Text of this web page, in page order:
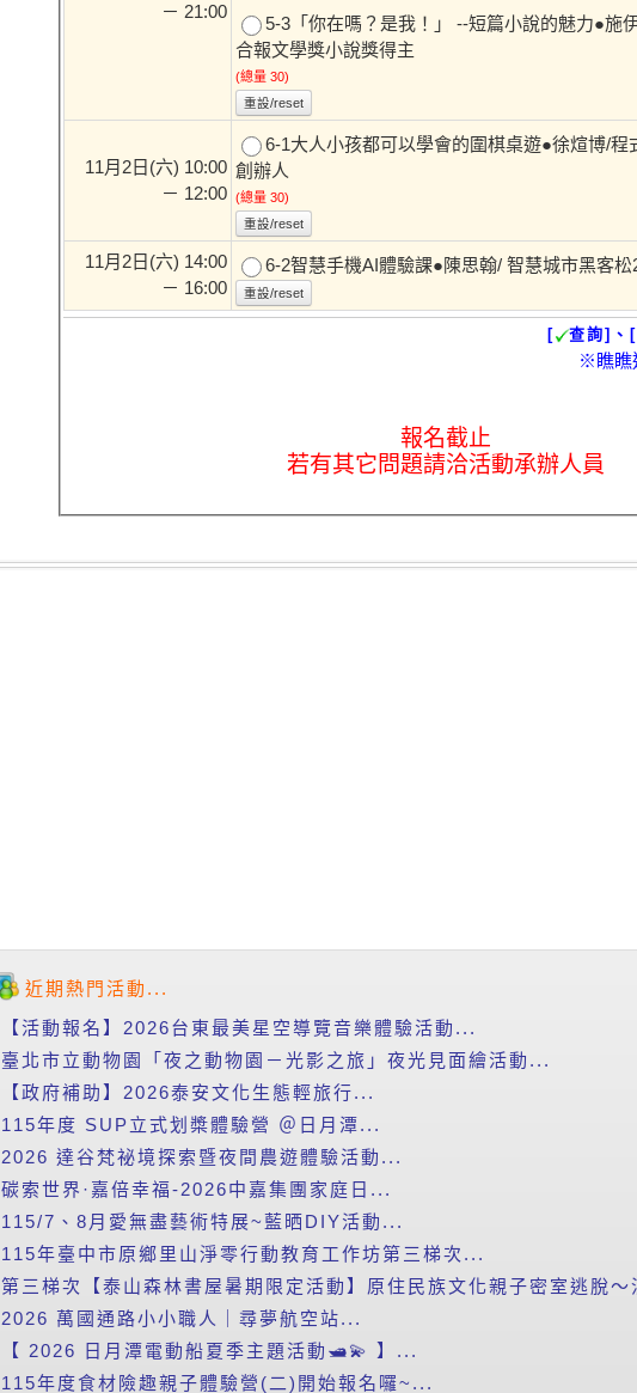
－ 21:00
5-3「你在嗎？是我！」 --短篇小說的魅力●施
合報文學獎小說獎得主
(總量 30)
重設/reset
11月2日(六) 10:00
－ 12:00
6-1大人小孩都可以學會的圍棋桌遊●徐煊博/程
創辦人
(總量 30)
重設/reset
11月2日(六) 14:00
－ 16:00
6-2智慧手機AI體驗課●陳思翰/ 智慧城市黑客松
重設/reset
[ 查詢]、[
※瞧瞧
報名截止
若有其它問題請洽活動承辦人員
近期熱門活動...
【活動報名】2026台東最美星空導覽音樂體驗活動...
臺北市立動物園「夜之動物園－光影之旅」夜光見面繪活動...
【政府補助】2026泰安文化生態輕旅行...
115年度 SUP立式划槳體驗營 ＠日月潭...
2026 達谷梵祕境探索暨夜間農遊體驗活動...
碳索世界·嘉倍幸福-2026中嘉集團家庭日...
115/7、8月愛無盡藝術特展~藍晒DIY活動...
115年臺中市原鄉里山淨零行動教育工作坊第三梯次...
第三梯次【泰山森林書屋暑期限定活動】原住民族文化親子密室逃脫
2026 萬國通路小小職人｜尋夢航空站...
【 2026 日月潭電動船夏季主題活動🛥️💫 】...
115年度食材險趣親子體驗營(二)開始報名囉~...